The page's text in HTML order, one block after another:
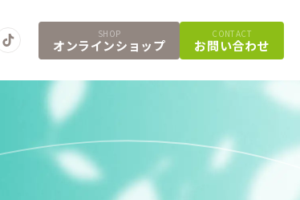
SHOP
オンラインショップ
CONTACT
お問い合わせ